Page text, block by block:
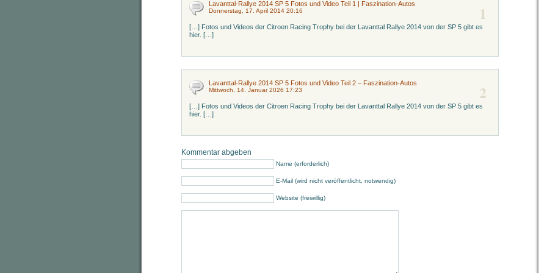
Lavanttal-Rallye 2014 SP 5 Fotos und Video Teil 1 | Faszination-Autos
Donnerstag, 17. April 2014 20:16 1
[…] Fotos und Videos der Citroen Racing Trophy bei der Lavanttal Rallye 2014 von der SP 5 gibt es
hier. […]
Lavanttal-Rallye 2014 SP 5 Fotos und Video Teil 2 – Faszination-Autos
Mittwoch, 14. Januar 2026 17:23 2
[…] Fotos und Videos der Citroen Racing Trophy bei der Lavanttal Rallye 2014 von der SP 5 gibt es
hier. […]
Kommentar abgeben
Name (erforderlich)
E-Mail (wird nicht veröffentlicht, notwendig)
Website (freiwillig)